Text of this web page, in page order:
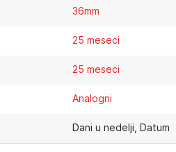
36mm
25 meseci
25 meseci
Analogni
Dani u nedelji, Datum